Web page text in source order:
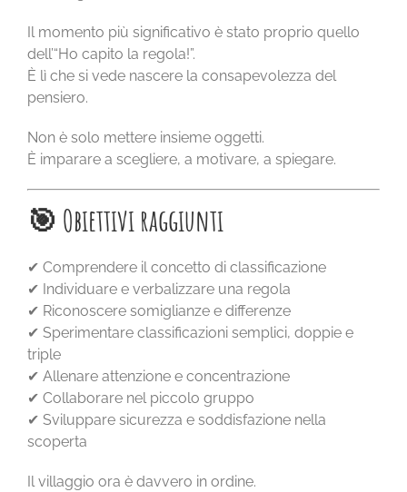
Il momento più significativo è stato proprio quello
dell’“Ho capito la regola!”.
È lì che si vede nascere la consapevolezza del
pensiero.
Non è solo mettere insieme oggetti.
È imparare a scegliere, a motivare, a spiegare.
🎯 Obiettivi raggiunti
✔ Comprendere il concetto di classificazione
✔ Individuare e verbalizzare una regola
✔ Riconoscere somiglianze e differenze
✔ Sperimentare classificazioni semplici, doppie e
triple
✔ Allenare attenzione e concentrazione
✔ Collaborare nel piccolo gruppo
✔ Sviluppare sicurezza e soddisfazione nella
scoperta
Il villaggio ora è davvero in ordine.